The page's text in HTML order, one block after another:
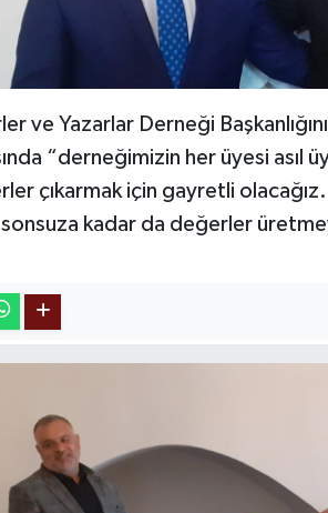
ve Yazarlar Derneği
“derneğimizin her üyesi asıl
çıkarmak için gayretli
kadar da değerler